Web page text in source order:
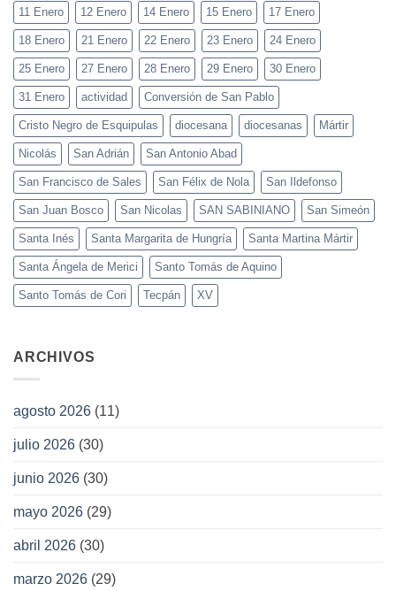
11 Enero 12 Enero 14 Enero 15 Enero 17 Enero
18 Enero 21 Enero 22 Enero 23 Enero 24 Enero
25 Enero 27 Enero 28 Enero 29 Enero 30 Enero
31 Enero actividad Conversión de San Pablo
Cristo Negro de Esquipulas diocesana diocesanas Mártir
Nicolás San Adrián San Antonio Abad
San Francisco de Sales San Félix de Nola San Ildefonso
San Juan Bosco San Nicolas SAN SABINIANO San Simeón
Santa Inés Santa Margarita de Hungría Santa Martina Mártir
Santa Ángela de Merici Santo Tomás de Aquino
Santo Tomás de Cori Tecpán XV
ARCHIVOS
agosto 2026 (11)
julio 2026 (30)
junio 2026 (30)
mayo 2026 (29)
abril 2026 (30)
marzo 2026 (29)